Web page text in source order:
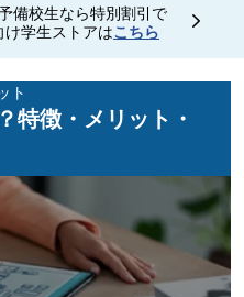
備校生なら特別割引で
学生ストアはこちら
displaying item 4 of
ト
特徴・メリット・